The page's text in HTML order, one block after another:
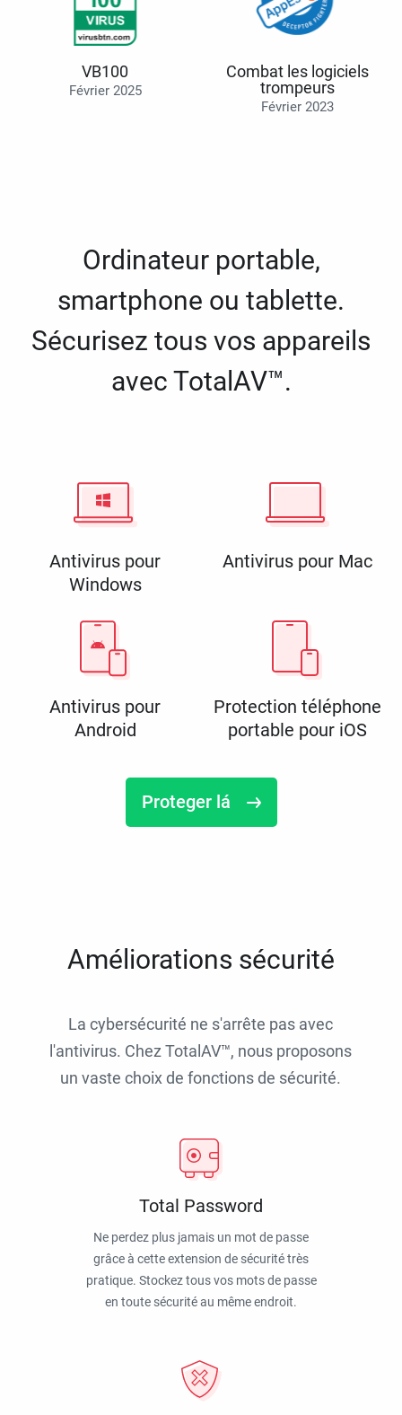
VB100
Février 2025
Combat les logiciels
trompeurs
Février 2023
Ordinateur portable,
smartphone ou tablette.
Sécurisez tous vos appareils
avec TotalAV™.
Antivirus pour
Windows
Antivirus pour Mac
Antivirus pour
Android
Protection téléphone
portable pour iOS
Proteger lá
Améliorations sécurité
La cybersécurité ne s'arrête pas avec
l'antivirus. Chez TotalAV™, nous proposons
un vaste choix de fonctions de sécurité.
Total Password
Ne perdez plus jamais un mot de passe
grâce à cette extension de sécurité très
pratique. Stockez tous vos mots de passe
en toute sécurité au même endroit.